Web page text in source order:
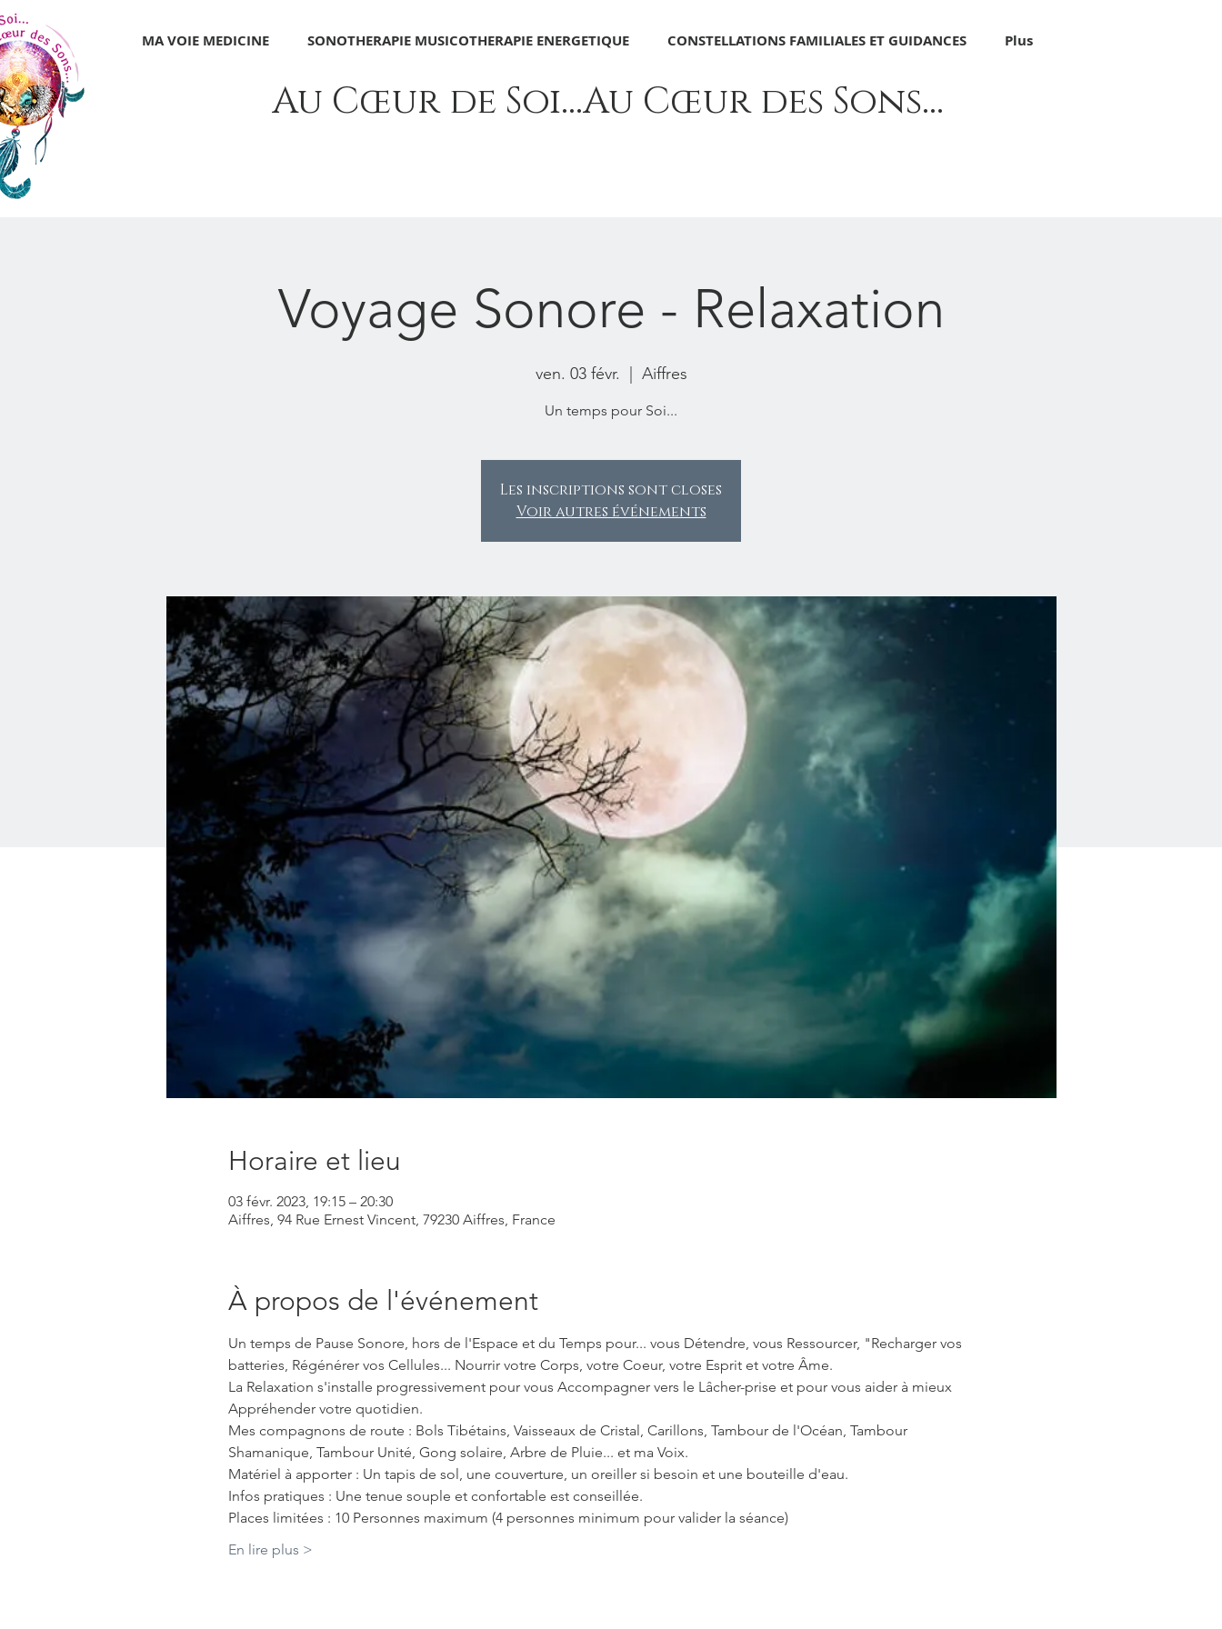
MA VOIE MEDICINE SONOTHERAPIE MUSICOTHERAPIE ENERGETIQUE CONSTELLATIONS FAMILIALES ET GUIDANCES Plus
Au Cœur de Soi...Au Cœur des Sons...
Voyage Sonore - Relaxation
ven. 03 févr. Aiffres
Un temps pour Soi...
Les inscriptions sont closes
Voir autres événements
Horaire et lieu
03 févr. 2023, 19:15 – 20:30
Aiffres, 94 Rue Ernest Vincent, 79230 Aiffres, France
À propos de l'événement
Un temps de Pause Sonore, hors de l'Espace et du Temps pour... vous Détendre, vous Ressourcer, "Recharger vos
batteries, Régénérer vos Cellules... Nourrir votre Corps, votre Coeur, votre Esprit et votre Âme.
La Relaxation s'installe progressivement pour vous Accompagner vers le Lâcher-prise et pour vous aider à mieux
Appréhender votre quotidien.
Mes compagnons de route : Bols Tibétains, Vaisseaux de Cristal, Carillons, Tambour de l'Océan, Tambour
Shamanique, Tambour Unité, Gong solaire, Arbre de Pluie... et ma Voix.
Matériel à apporter : Un tapis de sol, une couverture, un oreiller si besoin et une bouteille d'eau.
Infos pratiques : Une tenue souple et confortable est conseillée.
Places limitées : 10 Personnes maximum (4 personnes minimum pour valider la séance)
En lire plus >